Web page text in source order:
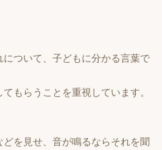
について、子どもに分かる言葉で
もらうことを重視しています。
を見せ、音が鳴るならそれを聞